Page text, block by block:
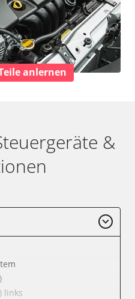
anlernen
&
links